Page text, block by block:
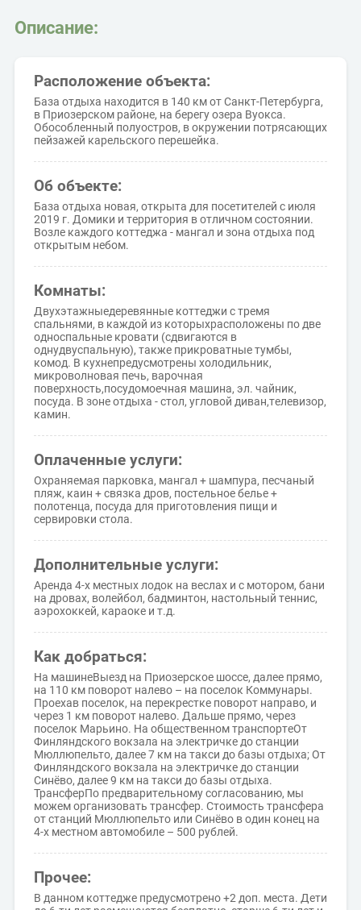
Описание:
Расположение объекта:
База отдыха находится в 140 км от Санкт-Петербурга,
в Приозерском районе, на берегу озера Вуокса.
Обособленный полуостров, в окружении потрясающих
пейзажей карельского перешейка.
Об объекте:
База отдыха новая, открыта для посетителей с июля
2019 г. Домики и территория в отличном состоянии.
Возле каждого коттеджа - мангал и зона отдыха под
открытым небом.
Комнаты:
Двухэтажныедеревянные коттеджи с тремя
спальнями, в каждой из которыхрасположены по две
односпальные кровати (сдвигаются в
однудвуспальную), также прикроватные тумбы,
комод. В кухнепредусмотрены холодильник,
микроволновая печь, варочная
поверхность,посудомоечная машина, эл. чайник,
посуда. В зоне отдыха - стол, угловой диван,телевизор,
камин.
Оплаченные услуги:
Охраняемая парковка, мангал + шампура, песчаный
пляж, каин + связка дров, постельное белье +
полотенца, посуда для приготовления пищи и
сервировки стола.
Дополнительные услуги:
Аренда 4-х местных лодок на веслах и с мотором, бани
на дровах, волейбол, бадминтон, настольный теннис,
аэрохоккей, караоке и т.д.
Как добраться:
На машинеВыезд на Приозерское шоссе, далее прямо,
на 110 км поворот налево – на поселок Коммунары.
Проехав поселок, на перекрестке поворот направо, и
через 1 км поворот налево. Дальше прямо, через
поселок Марьино. На общественном транспортеОт
Финляндского вокзала на электричке до станции
Мюллюпельто, далее 7 км на такси до базы отдыха; От
Финляндского вокзала на электричке до станции
Синёво, далее 9 км на такси до базы отдыха.
ТрансферПо предварительному согласованию, мы
можем организовать трансфер. Стоимость трансфера
от станций Мюллюпельто или Синёво в один конец на
4-х местном автомобиле – 500 рублей.
Прочее:
В данном коттедже предусмотрено +2 доп. места. Дети